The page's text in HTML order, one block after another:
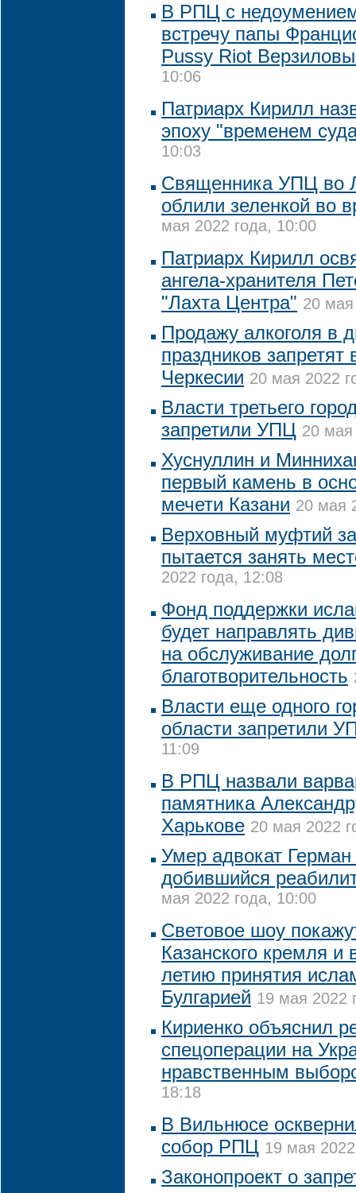
В РПЦ с
встречу папы
Pussy Riot
10:06
Патриарх Кирилл
эпоху "временем
10:03
Священника УПЦ во
облили зеленкой во
мая 2022 года, 10:00
Патриарх Кирилл
ангела-хранителя
"Лахта Центра" 20 мая
Продажу алкоголя в
праздников запретят
Черкесии 20 мая 2022
Власти третьего
запретили УПЦ 20 мая
Хуснуллин и
первый камень в
мечети Казани 20 мая
Верховный муфтий
пытается занять
2022 года, 12:08
Фонд поддержки
будет направлять
на обслуживание
благотворительность
Власти еще одного
области запретили
11:09
В РПЦ назвали
памятника
Харькове 20 мая 2022
Умер адвокат
добившийся
мая 2022 года, 10:00
Световое шоу
Казанского кремля и
летию принятия
Булгарией 19 мая 2022
Кириенко объяснил
спецоперации на
нравственным
18:18
В Вильнюсе
собор РПЦ 19 мая
Законопроект о